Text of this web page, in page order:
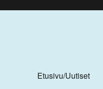
Etusivu/Uutiset